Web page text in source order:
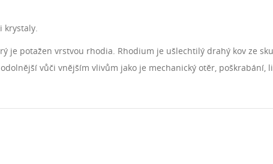
krystaly.
je potažen vrstvou rhodia. Rhodium je ušlechtilý drahý kov ze
vůči vnějším vlivům jako je mechanický otěr, poškrabání,